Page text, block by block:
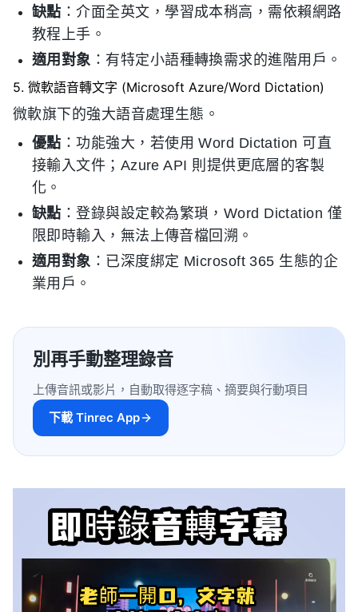
缺點 ：介面全英文，學習成本稍高，需依賴網路
教程上手。
適用對象 ：有特定小語種轉換需求的進階用戶。
5. 微軟語音轉文字 (Microsoft Azure/Word Dictation)
微軟旗下的強大語音處理生態。
優點 ：功能強大，若使用 Word Dictation 可直
接輸入文件；Azure API 則提供更底層的客製
化。
缺點 ：登錄與設定較為繁瑣，Word Dictation 僅
限即時輸入，無法上傳音檔回溯。
適用對象 ：已深度綁定 Microsoft 365 生態的企
業用戶。
別再手動整理錄音
上傳音訊或影片，自動取得逐字稿、摘要與行動項目
下載 Tinrec App